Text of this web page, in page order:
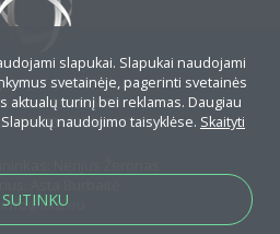
4-7, LT-01108, Vilnius
295706790
LT467044060001474155
info@ltka.eu
slapukai. Slapukai naudojami
svetainėje, pagerinti svetainės
aktualų turinį bei reklamas. Daugiau
naudojimo taisyklėse. Skaityti
SUTINKU